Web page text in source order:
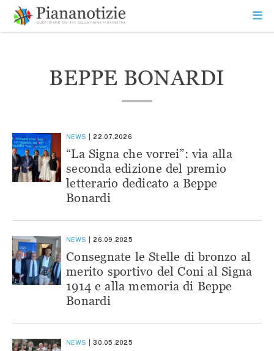
contenuto
SEARCH
BEPPE BONARDI
NEWS 22.07.2026
“La Signa che vorrei”: via alla
seconda edizione del premio
letterario dedicato a Beppe
Bonardi
NEWS 26.09.2025
Consegnate le Stelle di bronzo al
merito sportivo del Coni al Signa
1914 e alla memoria di Beppe
Bonardi
NEWS 30.05.2025